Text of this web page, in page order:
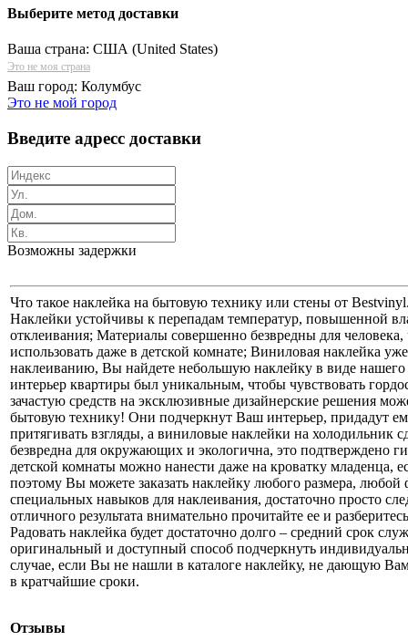
Выберите метод доставки
Ваша страна: США (United States)
Это не моя страна
Ваш город: Колумбус
Это не мой город
Введите адресс доставки
Возможны задержки
Что такое наклейка на бытовую технику или стены от
Наклейки устойчивы к перепадам температур, повышенной
отклеивания; Материалы совершенно безвредны для
использовать даже в детской комнате; Виниловая наклейка
наклеиванию, Вы найдете небольшую наклейку в виде нашего
интерьер квартиры был уникальным, чтобы чувствовать
зачастую средств на эксклюзивные дизайнерские решения
бытовую технику! Они подчеркнут Ваш интерьер, придадут
притягивать взгляды, а виниловые наклейки на
безвредна для окружающих и экологична, это подтверждено
детской комнаты можно нанести даже на кроватку младенца,
поэтому Вы можете заказать наклейку любого размера,
специальных навыков для наклеивания, достаточно просто
отличного результата внимательно прочитайте ее и
Радовать наклейка будет достаточно долго – средний срок
оригинальный и доступный способ подчеркнуть
случае, если Вы не нашли в каталоге наклейку, не дающую
в кратчайшие сроки.
Отзывы